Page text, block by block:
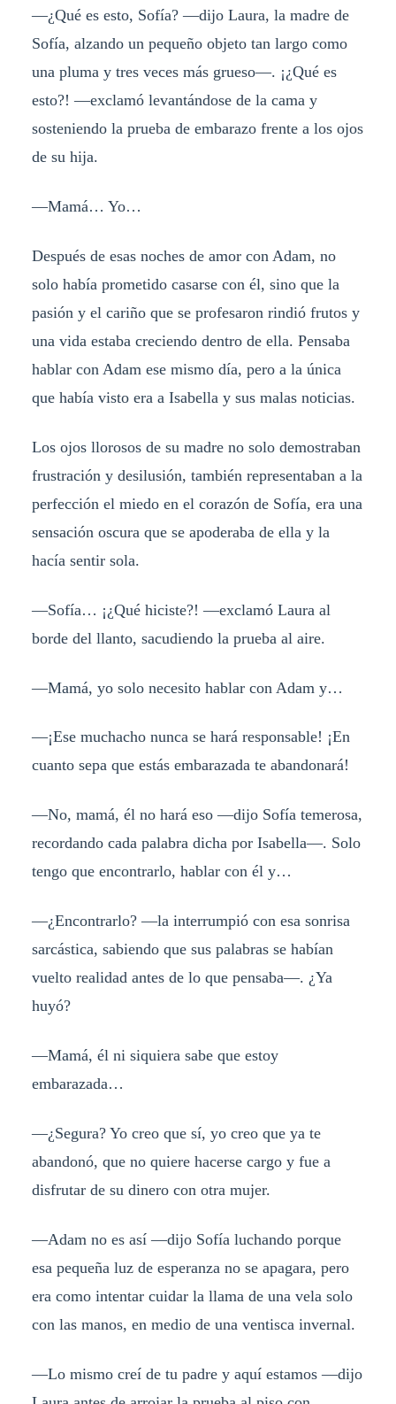
—¿Qué es esto, Sofía? —dijo Laura, la madre de
Sofía, alzando un pequeño objeto tan largo como
una pluma y tres veces más grueso—. ¡¿Qué es
esto?! —exclamó levantándose de la cama y
sosteniendo la prueba de embarazo frente a los ojos
de su hija.
—Mamá… Yo…
Después de esas noches de amor con Adam, no
solo había prometido casarse con él, sino que la
pasión y el cariño que se profesaron rindió frutos y
una vida estaba creciendo dentro de ella. Pensaba
hablar con Adam ese mismo día, pero a la única
que había visto era a Isabella y sus malas noticias.
Los ojos llorosos de su madre no solo demostraban
frustración y desilusión, también representaban a la
perfección el miedo en el corazón de Sofía, era una
sensación oscura que se apoderaba de ella y la
hacía sentir sola.
—Sofía… ¡¿Qué hiciste?! —exclamó Laura al
borde del llanto, sacudiendo la prueba al aire.
—Mamá, yo solo necesito hablar con Adam y…
—¡Ese muchacho nunca se hará responsable! ¡En
cuanto sepa que estás embarazada te abandonará!
—No, mamá, él no hará eso —dijo Sofía temerosa,
recordando cada palabra dicha por Isabella—. Solo
tengo que encontrarlo, hablar con él y…
—¿Encontrarlo? —la interrumpió con esa sonrisa
sarcástica, sabiendo que sus palabras se habían
vuelto realidad antes de lo que pensaba—. ¿Ya
huyó?
—Mamá, él ni siquiera sabe que estoy
embarazada…
—¿Segura? Yo creo que sí, yo creo que ya te
abandonó, que no quiere hacerse cargo y fue a
disfrutar de su dinero con otra mujer.
—Adam no es así —dijo Sofía luchando porque
esa pequeña luz de esperanza no se apagara, pero
era como intentar cuidar la llama de una vela solo
con las manos, en medio de una ventisca invernal.
—Lo mismo creí de tu padre y aquí estamos —dijo